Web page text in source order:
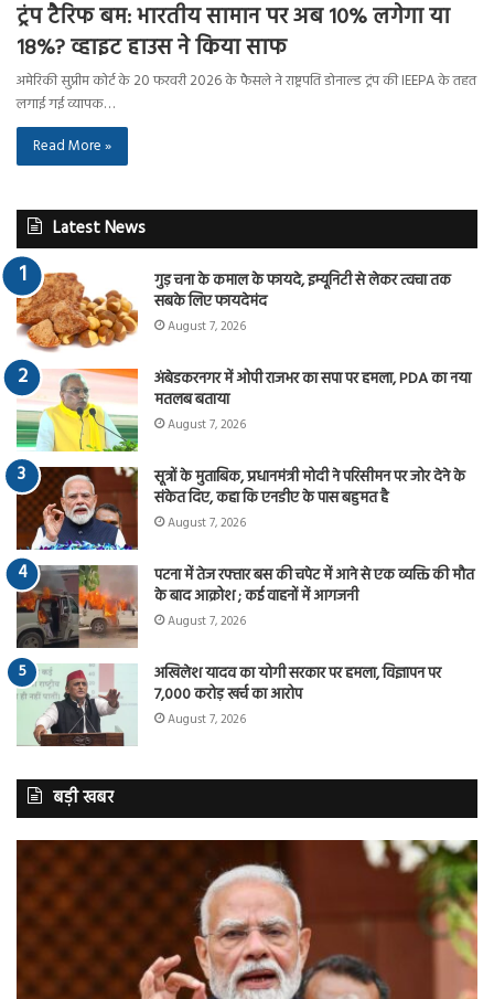
ट्रंप टैरिफ बम: भारतीय सामान पर अब 10% लगेगा या
18%? व्हाइट हाउस ने किया साफ
अमेरिकी सुप्रीम कोर्ट के 20 फरवरी 2026 के फैसले ने राष्ट्रपति डोनाल्ड ट्रंप की IEEPA के तहत
लगाई गई व्यापक…
Read More »
Latest News
गुड़ चना के कमाल के फायदे, इम्यूनिटी से लेकर त्वचा तक
सबके लिए फायदेमंद
August 7, 2026
अंबेडकरनगर में ओपी राजभर का सपा पर हमला, PDA का नया
मतलब बताया
August 7, 2026
सूत्रों के मुताबिक, प्रधानमंत्री मोदी ने परिसीमन पर जोर देने के
संकेत दिए, कहा कि एनडीए के पास बहुमत है
August 7, 2026
पटना में तेज रफ्तार बस की चपेट में आने से एक व्यक्ति की मौत
के बाद आक्रोश ; कई वाहनों में आगजनी
August 7, 2026
अखिलेश यादव का योगी सरकार पर हमला, विज्ञापन पर
7,000 करोड़ खर्च का आरोप
August 7, 2026
बड़ी खबर